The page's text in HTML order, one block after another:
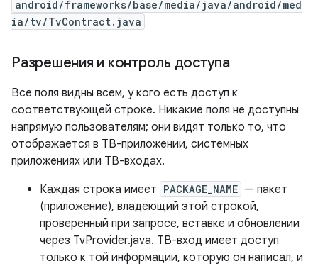
android/frameworks/base/media/java/android/med
ia/tv/TvContract.java
Разрешения и контроль доступа
Все поля видны всем, у кого есть доступ к
соответствующей строке. Никакие поля не доступны
напрямую пользователям; они видят только то, что
отображается в ТВ-приложении, системных
приложениях или ТВ-входах.
Каждая строка имеет PACKAGE_NAME — пакет
(приложение), владеющий этой строкой,
проверенный при запросе, вставке и обновлении
через TvProvider.java. ТВ-вход имеет доступ
только к той информации, которую он написал, и